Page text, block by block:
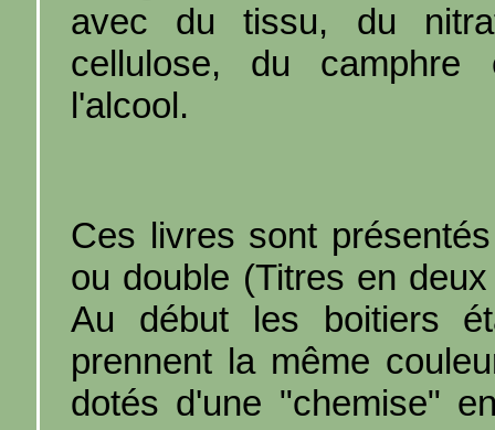
avec du tissu, du
cellulose, du camphre
l'alcool.
Ces livres sont
ou double (Titres en
Au début les boitiers
prennent la même
dotés d'une "chemise"